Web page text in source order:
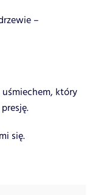
–
który
się.